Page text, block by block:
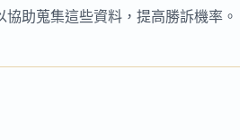
助蒐集這些資料，提高勝訴機率。